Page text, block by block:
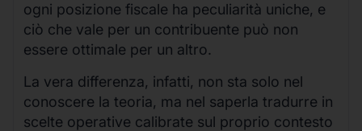
ogni posizione fiscale ha peculiarità uniche, e
ciò che vale per un contribuente può non
essere ottimale per un altro.
La vera differenza, infatti, non sta solo nel
conoscere la teoria, ma nel saperla tradurre in
scelte operative calibrate sul proprio contesto